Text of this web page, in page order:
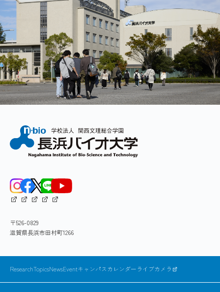
〒526-0829
滋賀県長浜市田村町1266
ResearchTopicsNewsEventキャンパスカレンダーライブカメラ